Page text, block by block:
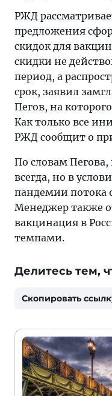
РЖД
предложения
скидок для
скидки не
период, а
срок, заявил
Пегов, на
Как только все
РЖД сообщит о
По словам
всегда, но в
пандемии потока
Менеджер также
вакцинация в
темпами.
Делитесь тем,
Скопировать